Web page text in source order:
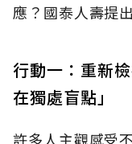
應？國泰人壽提
行動一：重新
在獨處盲點」
許多人主觀感受